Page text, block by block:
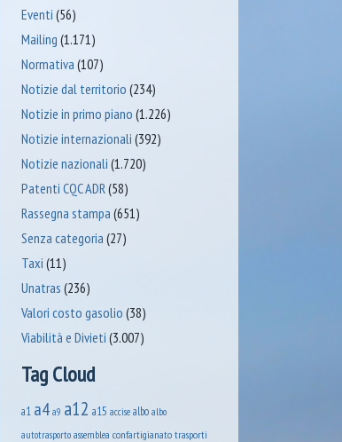
Eventi (56)
Mailing (1.171)
Normativa (107)
Notizie dal territorio (234)
Notizie in primo piano (1.226)
Notizie internazionali (392)
Notizie nazionali (1.720)
Patenti CQC ADR(58)
Rassegna stampa (651)
Senza categoria (27)
Taxi (11)
Unatras (236)
Valori costo gasolio (38)
Viabilità e Divieti (3.007)
Tag Cloud
a1 a4 a9 a12 a15 accise albo albo
autotrasporto assemblea confartigianato trasporti